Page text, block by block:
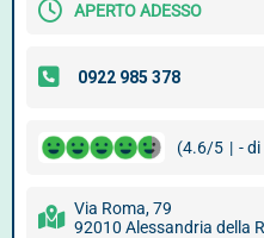
APERTO ADESSO
(4.6/5 | -
Via Roma, 79
92010 Alessandria della